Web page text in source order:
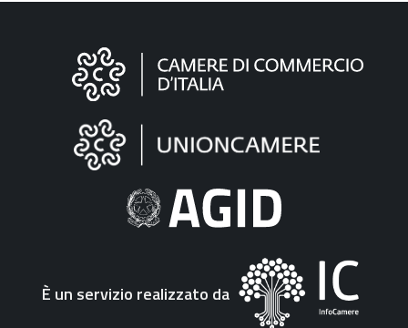
Informazioni
"Fattura
Elettronica"
È un servizio realizzato da